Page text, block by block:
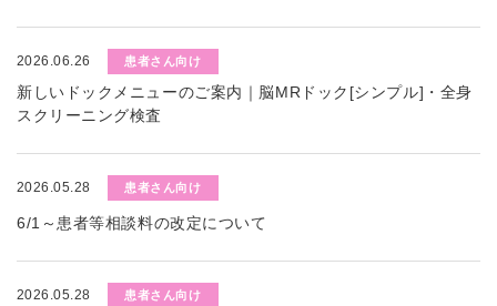
2026.06.26 患者さん向け
新しいドックメニューのご案内｜脳MRドック[シンプル]・全身
スクリーニング検査
2026.05.28 患者さん向け
6/1～患者等相談料の改定について
2026.05.28 患者さん向け